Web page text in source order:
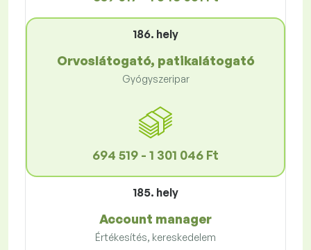
186. hely
Orvoslátogató, patikalátogató
Gyógyszeripar
694 519 - 1 301 046 Ft
185. hely
Account manager
Értékesítés, kereskedelem